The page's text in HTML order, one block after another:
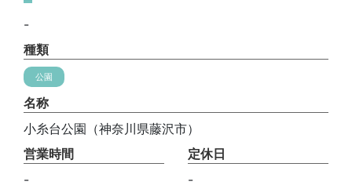
-
種類
公園
名称
小糸台公園（神奈川県藤沢市）
営業時間
-
定休日
-